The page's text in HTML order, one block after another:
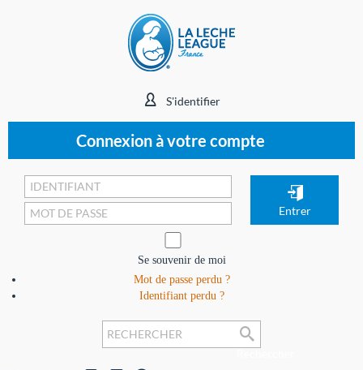
S'identifier
Connexion à votre compte
Se souvenir de moi
Mot de passe perdu ?
Identifiant perdu ?